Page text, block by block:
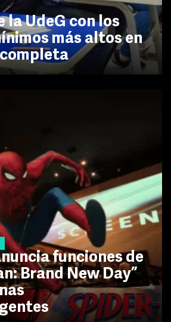
la UdeG con los
más altos en
funciones de
Brand New Day”